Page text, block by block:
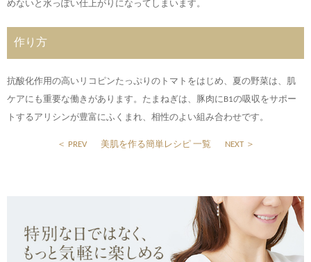
めないと水っぽい仕上がりになってしまいます。
作り方
抗酸化作用の高いリコピンたっぷりのトマトをはじめ、夏の野菜は、肌
ケアにも重要な働きがあります。たまねぎは、豚肉にB1の吸収をサポー
トするアリシンが豊富にふくまれ、相性のよい組み合わせです。
＜ PREV 美肌を作る簡単レシピ 一覧 NEXT ＞